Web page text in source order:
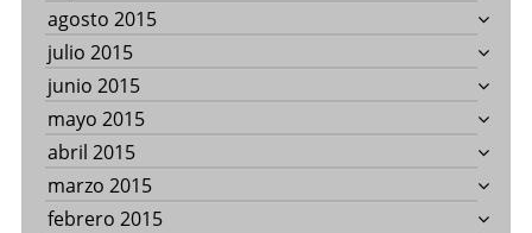
agosto 2015
julio 2015
junio 2015
mayo 2015
abril 2015
marzo 2015
febrero 2015